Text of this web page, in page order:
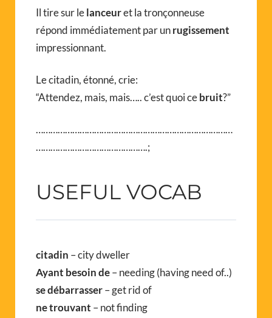
Il tire sur lelanceuret la tronçonneuse
répond immédiatement par unrugissement
impressionnant.
Le citadin, étonné, crie:
“Attendez, mais, mais….. c’est quoi cebruit?”
………………………………………………………………………
……………………………………….;
USEFUL VOCAB
citadin – city dweller
Ayant besoin de– needing (having need of..)
se débarrasser– get rid of
ne trouvant – not finding